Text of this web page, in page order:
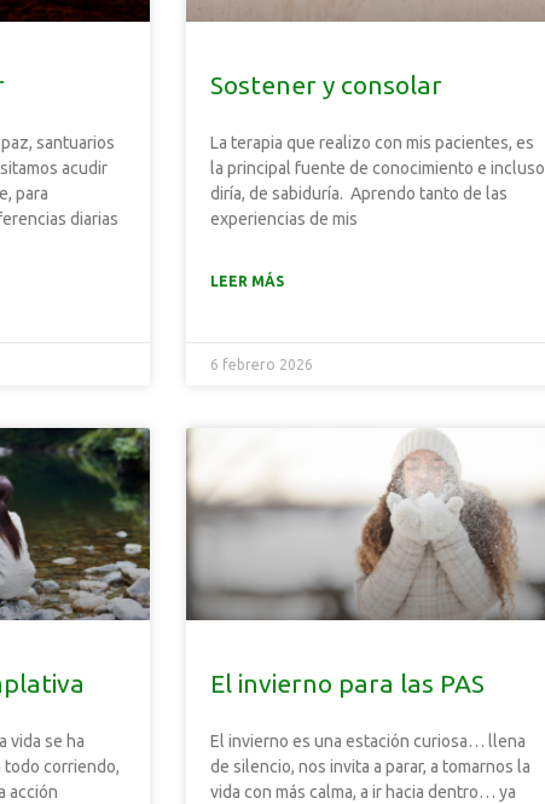
santuarios
acudir
para
diarias
Sostener y consolar
La terapia que realizo con mis pacientes, es
la principal fuente de conocimiento e incluso
diría, de sabiduría. Aprendo tanto de las
experiencias de mis
LEER MÁS
6 febrero 2026
vida se ha
corriendo,
acción
El invierno para las PAS
El invierno es una estación curiosa… llena
de silencio, nos invita a parar, a tomarnos la
vida con más calma, a ir hacia dentro… ya